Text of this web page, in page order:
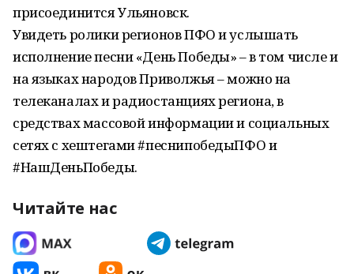
присоединится Ульяновск.
Увидеть ролики регионов ПФО и услышать
исполнение песни «День Победы» – в том числе и
на языках народов Приволжья – можно на
телеканалах и радиостанциях региона, в
средствах массовой информации и социальных
сетях с хештегами #песнипобедыПФО и
#НашДеньПобеды.
Читайте нас